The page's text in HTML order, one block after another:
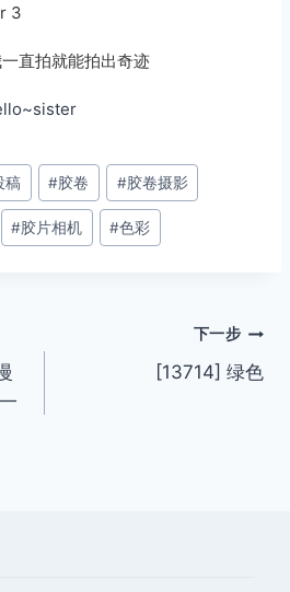
3
直拍就能拍出奇迹
稿 #胶卷 #胶卷摄影
#胶片相机 #色彩
下一步
[13714] 绿色